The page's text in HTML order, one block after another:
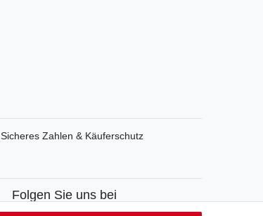
Sicheres Zahlen & Käuferschutz
Folgen Sie uns bei
Facebook